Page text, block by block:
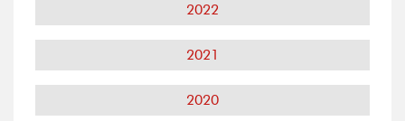
2022
2021
2020